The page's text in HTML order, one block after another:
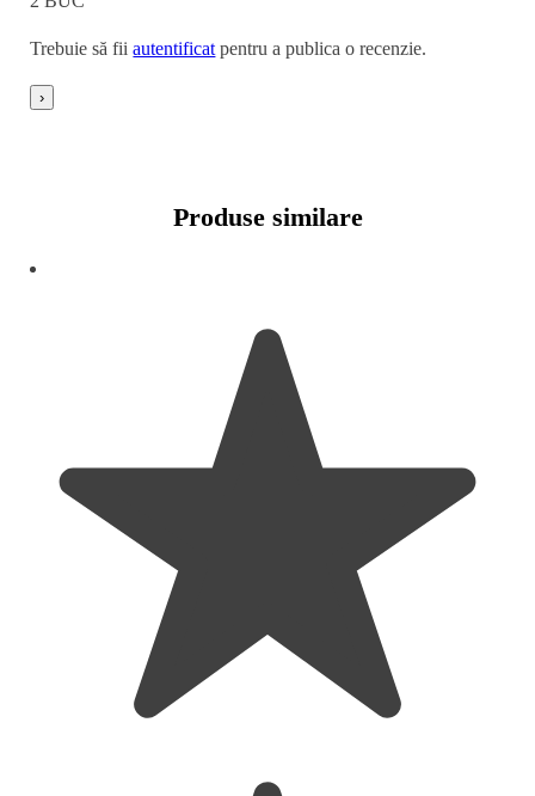
Trebuie să fiiautentificatpentru a publica o recenzie.
›
Produse similare